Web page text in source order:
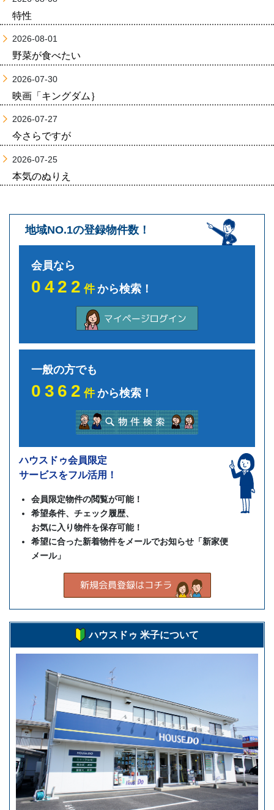
特性
2026-08-01
野菜が食べたい
2026-07-30
映画「キングダム｝
2026-07-27
今さらですが
2026-07-25
本気のぬりえ
地域NO.1の登録物件数！
会員なら
0422件から検索！
一般の方でも
0362件から検索！
ハウスドゥ会員限定
サービスをフル活用！
会員限定物件の閲覧が可能！
希望条件、チェック履歴、
お気に入り物件を保存可能！
希望に合った新着物件をメールでお知らせ「新家便
メール」
ハウスドゥ 米子について